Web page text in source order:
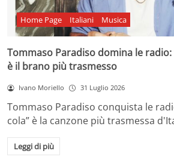
Home Page Italiani Musica
Tommaso Paradiso domina le radio:
è il brano più trasmesso
Ivano Moriello 31 Luglio 2026
Tommaso Paradiso conquista le
cola” è la canzone più trasmessa
Leggi di più